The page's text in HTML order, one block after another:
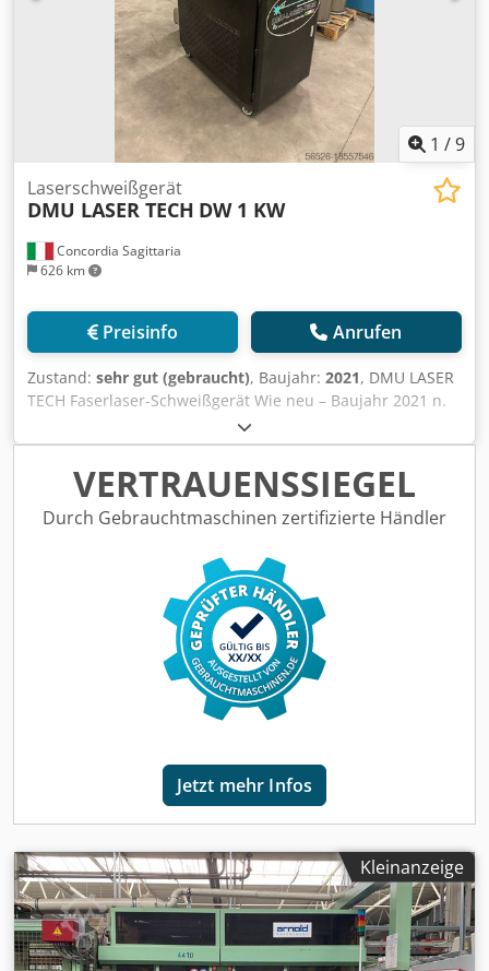
1 /9
Concordia Sagittaria
626 km
Laserschweißgerät
DMU LASER TECH DW 1 KW
Preisinfo Anrufen
Zustand: sehr gut (gebraucht), Baujahr: 2021, DMU LASER
TECH Faserlaser-Schweißgerät Wie neu – Baujahr 2021 n.
Chr. 1 Kw MT 1000P Komplett mit Kabel und
Taschenlampe. Dedpfxev Amxms Anisck
VERTRAUENSSIEGEL
Durch Gebrauchtmaschinen zertifizierte Händler
Jetzt mehr Infos
Kleinanzeige